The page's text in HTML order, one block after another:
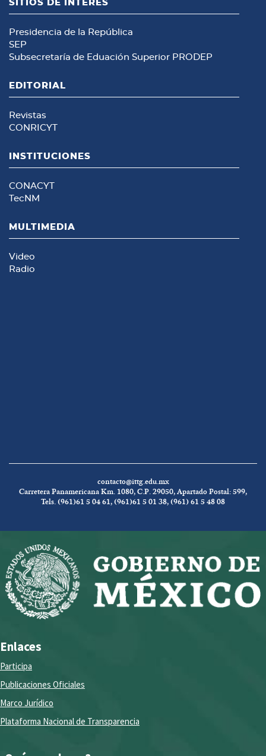
SITIOS DE INTERÉS
Presidencia de la República
SEP
Subsecretaría de Eduación Superior PRODEP
EDITORIAL
Revistas
CONRICYT
INSTITUCIONES
CONACYT
TecNM
MULTIMEDIA
Video
Radio
contacto@ittg.edu.mx
Carretera Panamericana Km. 1080, C.P. 29050, Apartado Postal: 599,
Tels. (961)61 5 04 61, (961)61 5 01 38, (961) 61 5 48 08
Enlaces
Participa
Publicaciones Oficiales
Marco Jurídico
Plataforma Nacional de Transparencia